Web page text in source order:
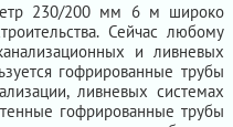
230/200 мм 6 м широко
Сейчас любому
и ливневых
гофрированные трубы
ливневых системах
гофрированные трубы